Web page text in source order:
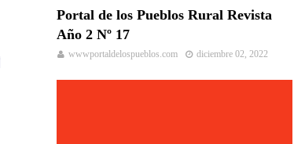
Portal de los Pueblos Rural Revista
Año 2 Nº 17
wwwportaldelospueblos.com diciembre 02, 2022